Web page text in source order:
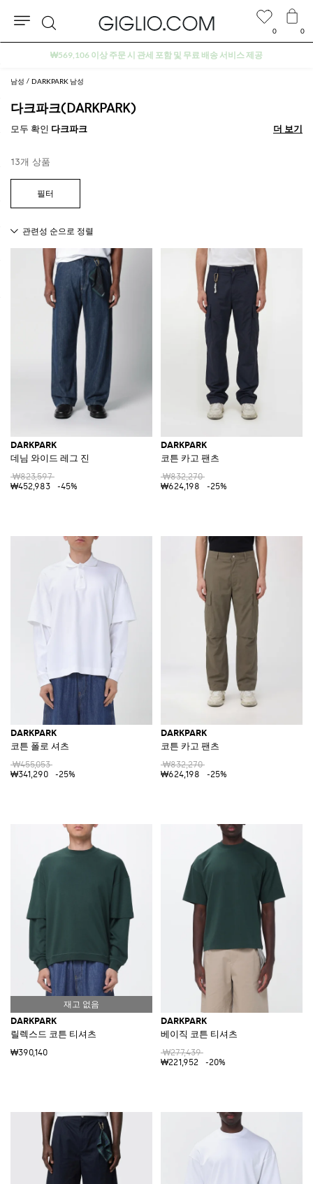
남성 DARKPARK 남성
다크파크(DARKPARK)
모두 확인 다크파크 더 보기
더 보기
13개 상품
DARKPARK
데님 와이드 레그 진
₩823,597
₩452,983
-45%
DARKPARK
코튼 카고 팬츠
₩832,270
₩624,198
-25%
DARKPARK
코튼 폴로 셔츠
₩455,053
₩341,290
-25%
DARKPARK
코튼 카고 팬츠
₩832,270
₩624,198
-25%
DARKPARK
릴렉스드 코튼 티셔츠
₩390,140
DARKPARK
베이직 코튼 티셔츠
₩277,439
₩221,952
-20%
0 0
검
색